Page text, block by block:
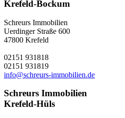
Krefeld-Bockum
Schreurs Immobilien
Uerdinger Straße 600
47800 Krefeld
02151 931818
02151 931819
info@schreurs-immobilien.de
Schreurs Immobilien
Krefeld-Hüls